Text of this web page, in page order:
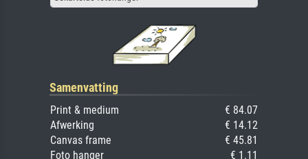
Samenvatting
Print & medium
€ 84.07
Afwerking
€ 14.12
Canvas frame
€ 45.81
Foto hanger
€ 1.11